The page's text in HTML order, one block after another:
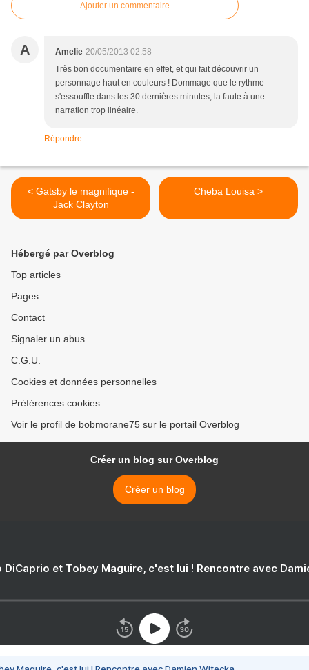
Ajouter un commentaire
A Amelie 20/05/2013 02:58
Très bon documentaire en effet, et qui fait découvrir un
personnage haut en couleurs ! Dommage que le rythme
s'essouffle dans les 30 dernières minutes, la faute à une
narration trop linéaire.
Répondre
< Gatsby le magnifique -
Jack Clayton
Cheba Louisa >
Hébergé par Overblog
Top articles
Pages
Contact
Signaler un abus
C.G.U.
Cookies et données personnelles
Préférences cookies
Voir le profil de bobmorane75 sur le portail Overblog
Créer un blog sur Overblog
Créer un blog
DiCaprio et Tobey Maguire, c'est lui ! Rencontre avec